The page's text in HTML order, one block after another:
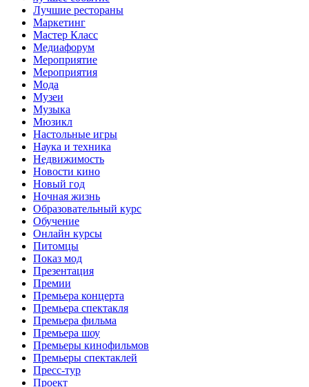
Лучшие рестораны
Маркетинг
Мастер Класс
Медиафорум
Мероприятие
Мероприятия
Мода
Музеи
Музыка
Мюзикл
Настольные игры
Наука и техника
Недвижимость
Новости кино
Новый год
Ночная жизнь
Образовательный курс
Обучение
Онлайн курсы
Питомцы
Показ мод
Презентация
Премии
Премьера концерта
Премьера спектакля
Премьера фильма
Премьера шоу
Премьеры кинофильмов
Премьеры спектаклей
Пресс-тур
Проект